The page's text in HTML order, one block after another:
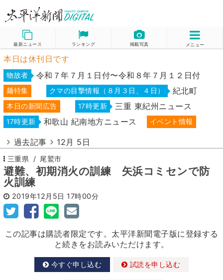
最新ニュース ランキング 掲載写真 メニュー
本日は休刊日です
物故者 令和７年７月１日付〜令和８年７月１２日付
麺特集 クマの目撃情報（８月３日、４日） 紀北町
本日の新聞広告 17時更新 三重 東紀州ニュース
17時更新 和歌山 紀南地方ニュース イベント情報
過去記事 12月 5日
三重県 尾鷲市
避難、初期消火の訓練 矢浜コミセンで防
火訓練
2019年12月5日 17時00分
この記事は購読者限定です。太平洋新聞電子版に登録する
と続きをお読みいただけます。
今すぐ申し込む 試読を申し込む